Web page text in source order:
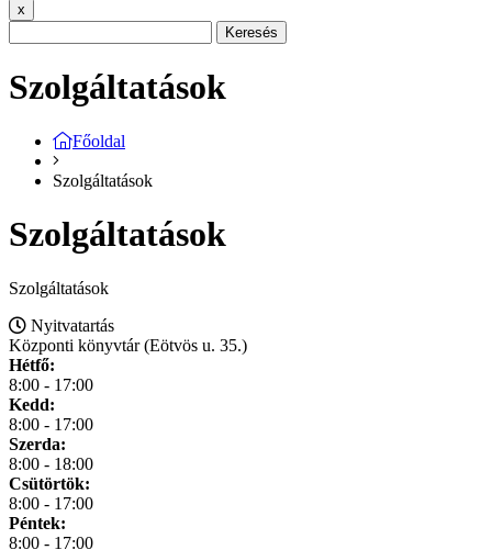
x
Keresés
Szolgáltatások
Főoldal
Szolgáltatások
Szolgáltatások
Szolgáltatások
Nyitvatartás
Központi könyvtár (Eötvös u. 35.)
Hétfő:
8:00 - 17:00
Kedd:
8:00 - 17:00
Szerda:
8:00 - 18:00
Csütörtök:
8:00 - 17:00
Péntek:
8:00 - 17:00